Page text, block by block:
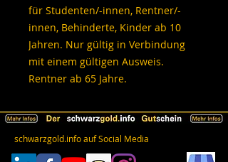
für Studenten/-innen, Rentner/-
innen, Behinderte, Kinder ab 10
Jahren. Nur gültig in Verbindung
mit einem gültigen Ausweis.
Rentner ab 65 Jahre.
schwarzgold.info auf Social Media